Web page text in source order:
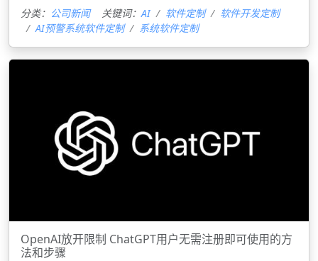
分类： 公司新闻 关键词： AI 软件定制
软件开发定制
AI预警系统软件定制
系统软件定制
OpenAI放开限制 ChatGPT用户无需注册即可使用的方
法和步骤